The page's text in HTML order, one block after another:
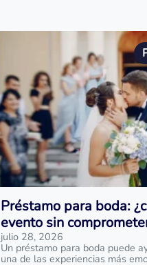
Préstamo para boda:
evento sin
julio 28, 2026
Un préstamo para boda puede
una de las experiencias más